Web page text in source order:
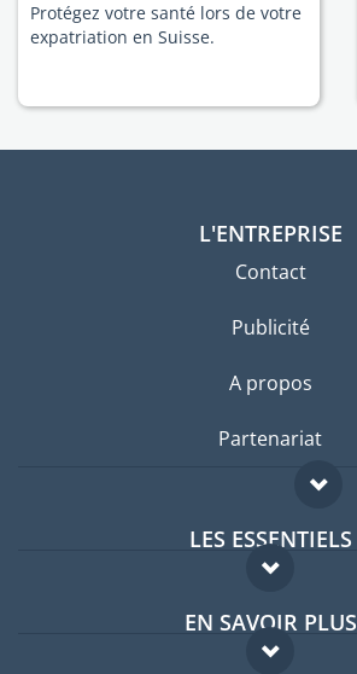
Protégez votre santé lors de votre
expatriation en Suisse.
L'ENTREPRISE
Contact
Publicité
A propos
Partenariat
LES ESSENTIELS
Forum expatriés
Guides pays
EN SAVOIR PLUS
FAQ